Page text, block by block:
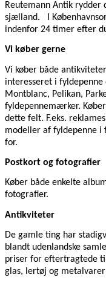
Reutemann Antik rydder
sjælland. I
indenfor 24 timer efter
Vi køber gerne
Vi køber både
interesseret i
Montblanc, Pelikan,
fyldepennemærker.
dette felt. F.eks.
modeller af fyldepenne i
for.
Postkort og fotografier
Køber både enkelte
fotografier.
Antikviteter
De gamle ting har
blandt udenlandske
priser for eftertragtede
glas, lertøj og